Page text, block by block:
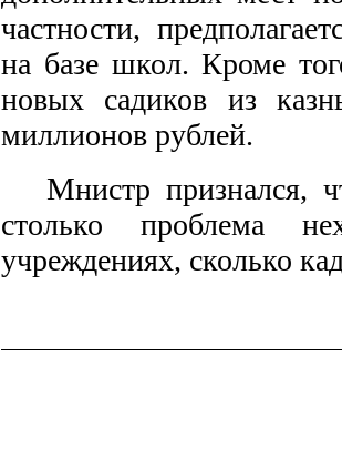
частности,
на базе школ. Кроме
новых садиков из
миллионов рублей.
Мнистр признался,
столько проблема
учреждениях, сколько